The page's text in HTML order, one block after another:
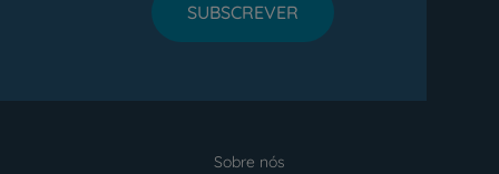
SUBSCREVER
Sobre nós